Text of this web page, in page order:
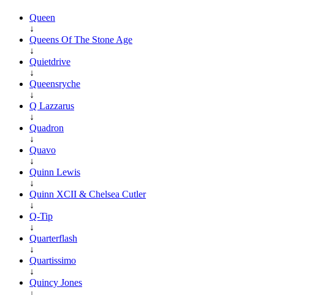
Queen
↓
Queens Of The Stone Age
↓
Quietdrive
↓
Queensryche
↓
Q Lazzarus
↓
Quadron
↓
Quavo
↓
Quinn Lewis
↓
Quinn XCII & Chelsea Cutler
↓
Q-Tip
↓
Quarterflash
↓
Quartissimo
↓
Quincy Jones